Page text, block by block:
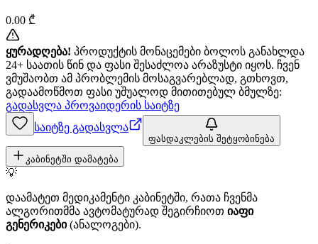
0.00 ₾
ყურადღება! პროდუქტის მონაცემები ბოლოს განახლდა
24+ საათის წინ და ფასი შესაძლოა არაზუსტი იყოს. ჩვენ
ვმუშაობთ ამ პრობლემის მოსაგვარებლად, გთხოვთ,
გადაამოწმოთ ფასი უშუალოდ მითითებულ ბმულზე:
გადასვლა პროვაიდერის საიტზე
საიტზე გადასვლა
ფასდაკლების შეტყობინება
კაბინეტში დამატება
💡
დაამატეთ მედიკამენტი კაბინეტში, რათა ჩვენმა
ალგორითმმა ავტომატურად შეგირჩიოთ იაფი
გენერიკები(ანალოგები).